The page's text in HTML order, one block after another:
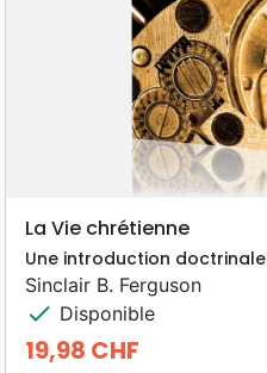
La Vie chrétienne
Une introduction doctrinale
Sinclair B. Ferguson
check Disponible
Prix
19,98 CHF